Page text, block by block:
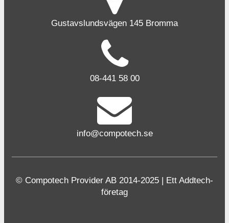
Gustavslundsvägen 145 Bromma
08-441 58 00
info@compotech.se
© Compotech Provider AB 2014-2025 | Ett Addtech-
företag